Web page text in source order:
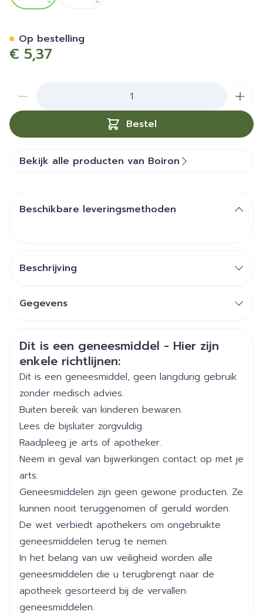
€ 5,37
Bestel
Op bestelling
Bekijk alle producten van Boiron
Beschikbare leveringsmethoden
Beschrijving
Gegevens
Organisaties Boiron
Merken Boiron
Breedte 17 mm
Lengte 63 mm
Diepte 15 mm
Hoeveelheid
Verpakking
4
Behoud
Kamertemperatuur (15°C -
25°C)
Veiligheidsinformatie
Dit is een geneesmiddel - Hier zijn
enkele richtlijnen:
Dit is een geneesmiddel, geen langdurig gebruik
zonder medisch advies.
Buiten bereik van kinderen bewaren.
Lees de bijsluiter zorgvuldig.
Raadpleeg je arts of apotheker.
Neem in geval van bijwerkingen contact op met je
arts.
Geneesmiddelen zijn geen gewone producten. Ze
kunnen nooit teruggenomen of geruild worden.
De wet verbiedt apothekers om ongebruikte
geneesmiddelen terug te nemen.
In het belang van uw veiligheid worden alle
geneesmiddelen die u terugbrengt naar de
apotheek gesorteerd bij de vervallen
geneesmiddelen.